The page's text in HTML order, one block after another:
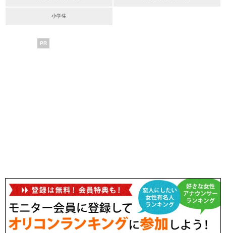
小学生
PR